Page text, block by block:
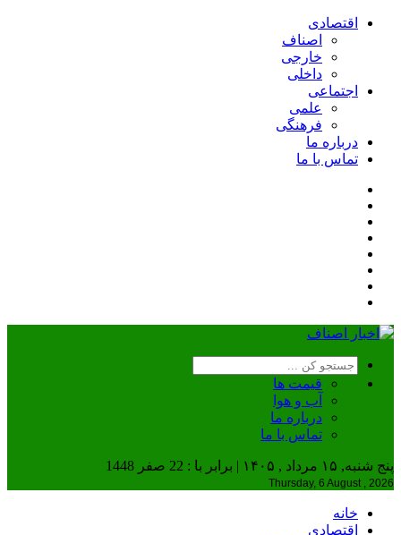
اقتصادی
اصناف
خارجی
داخلی
اجتماعی
علمی
فرهنگی
درباره ما
تماس با ما
قیمت ها
آب و هوا
درباره ما
تماس با ما
پنج شنبه, ۱۵ مرداد , ۱۴۰۵ | برابر با : 22 صفر 1448
Thursday, 6 August , 2026
خانه
اقتصادی